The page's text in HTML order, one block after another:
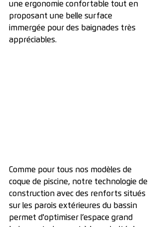
une ergonomie confortable tout en
proposant une belle surface
immergée pour des baignades très
appréciables.
Comme pour tous nos modèles de
coque de piscine, notre technologie de
construction avec des renforts situés
sur les parois extérieures du bassin
permet d'optimiser l’espace grand